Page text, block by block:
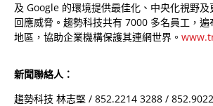
及 Google 的環境提供最佳化、中央化視野
回應威脅。趨勢科技共有 7000 多名員工，
地區，協助企業機構保護其連網世界。
新聞聯絡人：
趨勢科技 林志堅 / 852.2214 3288 /